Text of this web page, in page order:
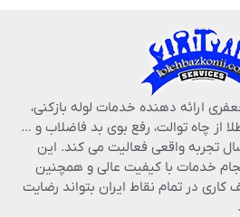
ارائه دهنده خدمات لوله بازکنی،
از چاه توالت، رفع بوی بد فاضلاب و …
باشد که با بیش از 18 سال تجربه واقعی فعالیت می کند. این
خدمات با کیفیت عالی و همچنین
کاری در تمام نقاط ایران بتواند رضایت